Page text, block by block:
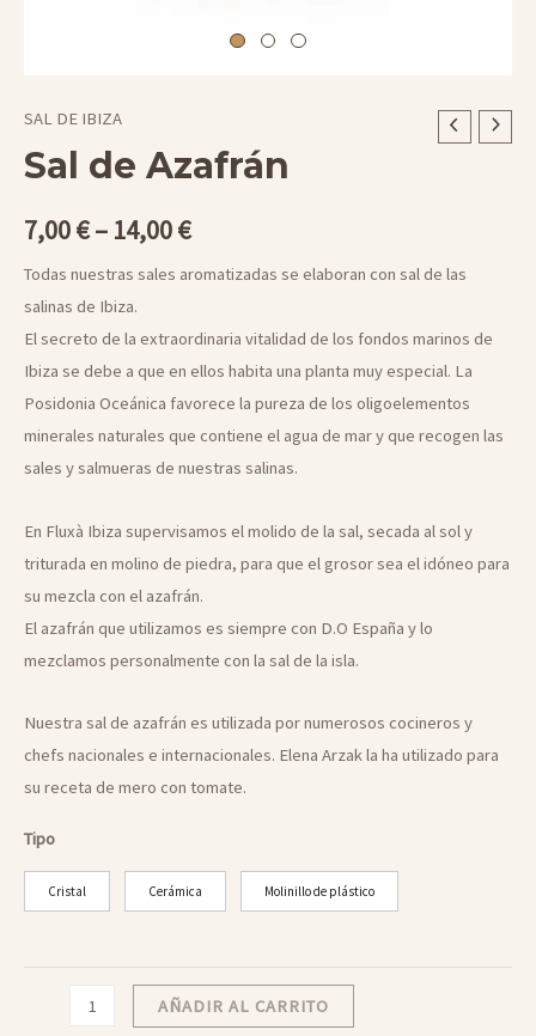
SAL DE IBIZA
Sal de Azafrán
7,00€– 14,00€
Todas nuestras sales aromatizadas se elaboran con sal de las
salinas de Ibiza.
El secreto de la extraordinaria vitalidad de los fondos marinos de
Ibiza se debe a que en ellos habita una planta muy especial. La
Posidonia Oceánica favorece la pureza de los oligoelementos
minerales naturales que contiene el agua de mar y que recogen las
sales y salmueras de nuestras salinas.
En Fluxà Ibiza supervisamos el molido de la sal, secada al sol y
triturada en molino de piedra, para que el grosor sea el idóneo para
su mezcla con el azafrán.
El azafrán que utilizamos es siempre con D.O España y lo
mezclamos personalmente con la sal de la isla.
Nuestra sal de azafrán es utilizada por numerosos cocineros y
chefs nacionales e internacionales. Elena Arzak la ha utilizado para
su receta de mero con tomate.
Tipo
Cristal Cerámica Molinillo de plástico
AÑADIR AL CARRITO